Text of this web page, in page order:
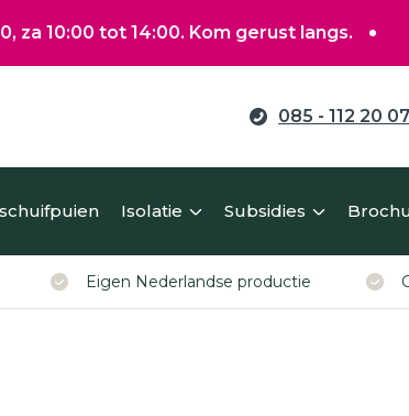
tot 14:00. Kom gerust langs.
085 - 112 20 07
Isolatie Subsidies
Eigen Nederlandse productie
verduurzamen?
u eenvoudig een richtprijs voor uw